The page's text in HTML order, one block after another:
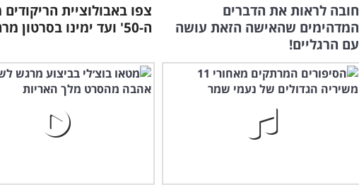
חובה לראות את הדברים
המדהימים שהאישה הזאת עושה
עם הרגליים!
צפו באבולוציית
ה-50' ועד ימינו בסרטון מרהיב